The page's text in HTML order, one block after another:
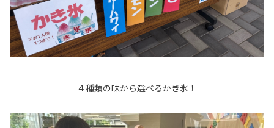
４種類の味から選べるかき氷！